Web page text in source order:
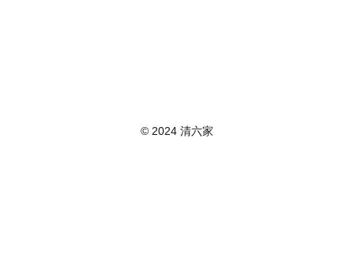
© 2024 清六家